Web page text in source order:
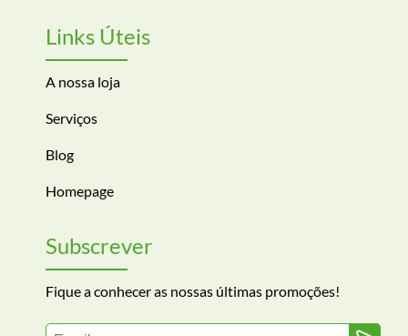
Links Úteis
A nossa loja
Serviços
Blog
Homepage
Subscrever
Fique a conhecer as nossas últimas promoções!